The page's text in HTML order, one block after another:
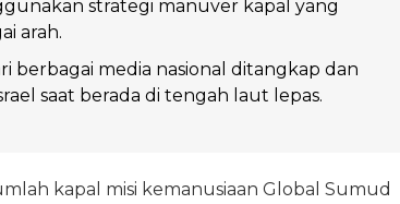
strategi manuver kapal yang
arah.
berbagai media nasional ditangkap dan
saat berada di tengah laut lepas.
kapal misi kemanusiaan Global Sumud